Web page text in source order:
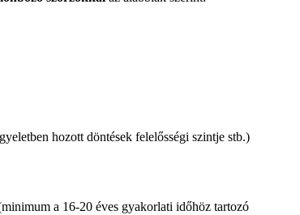
hozott döntések felelősségi szintje stb.)
a 16-20 éves gyakorlati időhöz tartozó